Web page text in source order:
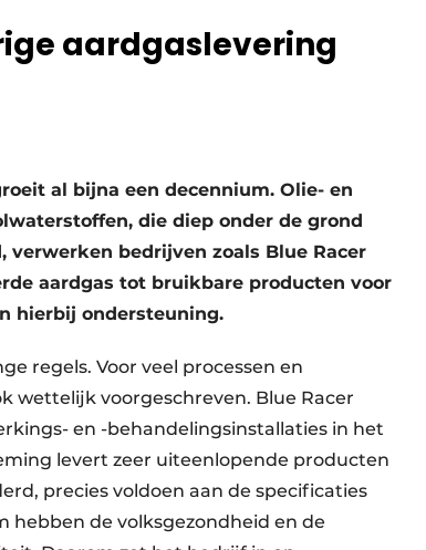
aardgaslevering
al bijna een decennium. Olie- en
die diep onder de grond
verwerken bedrijven zoals Blue Racer
aardgas tot bruikbare producten voor
hierbij ondersteuning.
regels. Voor veel processen en
wettelijk voorgeschreven. Blue Racer
en -behandelingsinstallaties in het
levert zeer uiteenlopende producten
precies voldoen aan de specificaties
hebben de volksgezondheid en de